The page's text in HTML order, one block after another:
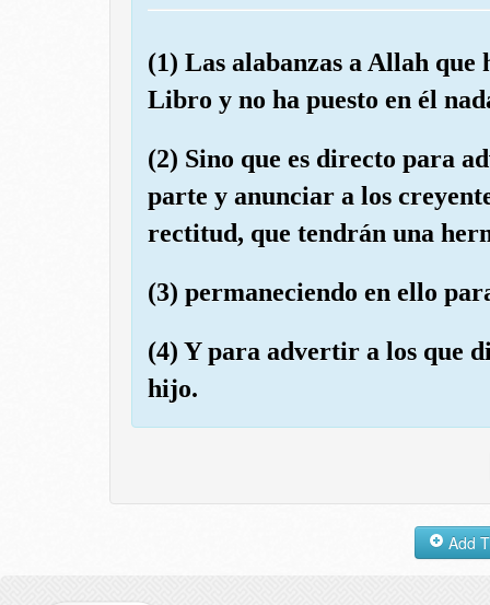
(1) Las alabanzas a Allah que
Libro y no ha puesto en él
(2) Sino que es directo para
parte y anunciar a los
rectitud, que tendrán una
(3) permaneciendo en ello
(4) Y para advertir a los que
hijo.